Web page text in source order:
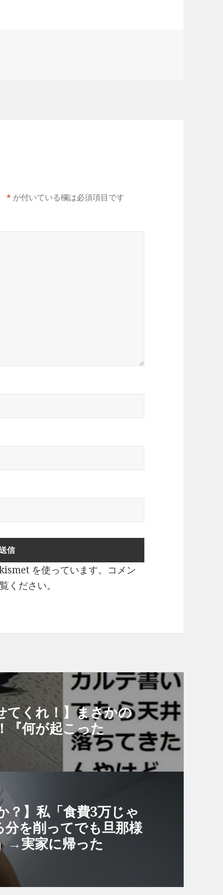
* が付いている欄は必須項目です
を使っています。
コメン
ください。
てくれ！】まさかの
『何が起こった
？】私「食費3万じゃ
を削ってでも旦那様
→実家に帰った